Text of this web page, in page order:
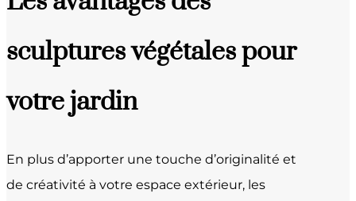
sculptures végétales pour
votre jardin
En plus d’apporter une touche d’originalité et
de créativité à votre espace extérieur, les